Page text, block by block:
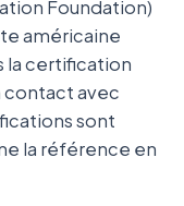
Foundation)
américaine
la certification
contact avec
sont
la référence en